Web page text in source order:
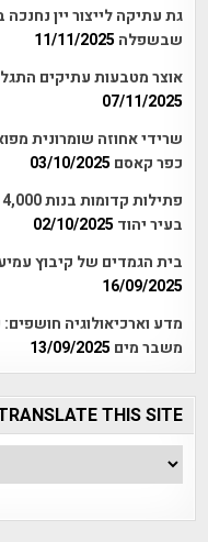
גת עתיקה לייצור יין
שבשפלה 11/11/2025
אוצר מטבעות עתיקים
07/11/2025
כפר קאסם 03/10/2025
בעיר יהוד 02/10/2025
בית הגמדים של קיבוץ
16/09/2025
מדע וארכיאולוגיה
משבר מים 13/09/2025
THIS SITE!